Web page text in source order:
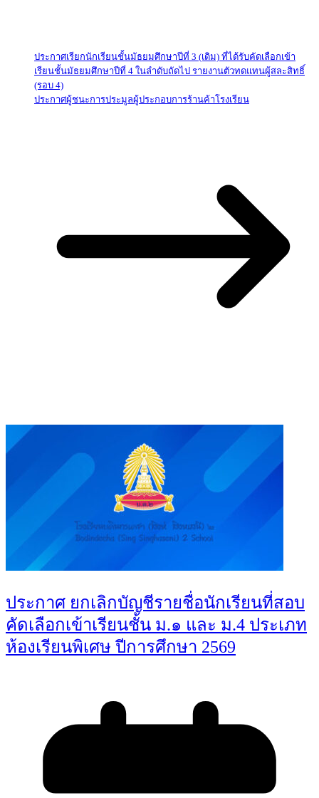
ประกาศเรียกนักเรียนชั้นมัธยมศึกษาปีที่ 3 (เดิม) ที่ได้รับคัดเลือกเข้า
เรียนชั้นมัธยมศึกษาปีที่ 4 ในลำดับถัดไป รายงานตัวทดแทนผู้สละสิทธิ์
(รอบ 4)
ประกาศผู้ชนะการประมูลผู้ประกอบการร้านค้าโรงเรียน
ประกาศ ยกเลิกบัญชีรายชื่อนักเรียนที่สอบ
คัดเลือกเข้าเรียนชั้น ม.๑ และ ม.4 ประเภท
ห้องเรียนพิเศษ ปีการศึกษา 2569